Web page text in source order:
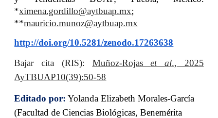
*ximena.gordillo@aytbuap.mx;
**mauricio.munoz@aytbuap.mx
http://doi.org/10.5281/zenodo.17263638
Bajar cita (RIS): Muñoz-Rojaset al., 2025
AyTBUAP10(39):50-58
Editado por: Yolanda Elizabeth Morales-García
(Facultad de Ciencias Biológicas, Benemérita